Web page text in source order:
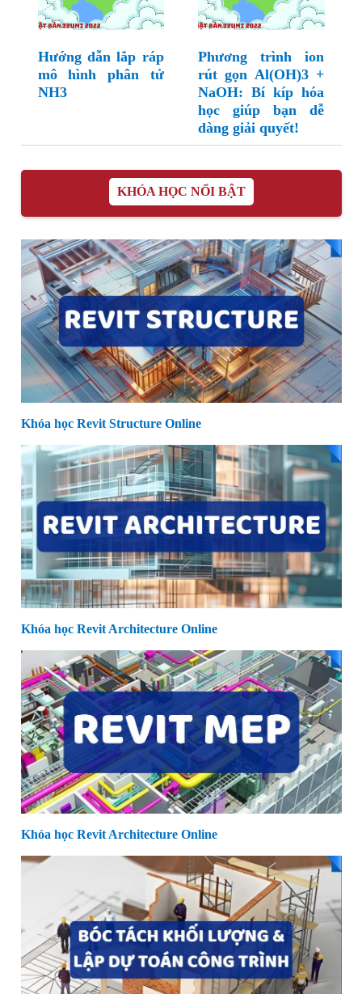
Hướng dẫn lắp ráp
mô hình phân tử
NH3
Phương trình ion
rút gọn Al(OH)3 +
NaOH: Bí kíp hóa
học giúp bạn dễ
dàng giải quyết!
KHÓA HỌC NỔI BẬT
Khóa học Revit Structure Online
Khóa học Revit Architecture Online
Khóa học Revit Architecture Online